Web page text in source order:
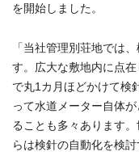
を開始しました。
「当社管理別荘地では
す。広大な敷地内に点
で丸1カ月ほどかけて検
って水道メーター自体
ることも多々あります
らは検針の自動化を検